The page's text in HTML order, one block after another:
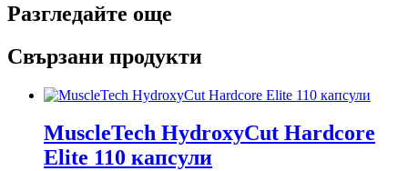
Разгледайте още
Свързани продукти
MuscleTech HydroxyCut Hardcore
Elite 110 капсули